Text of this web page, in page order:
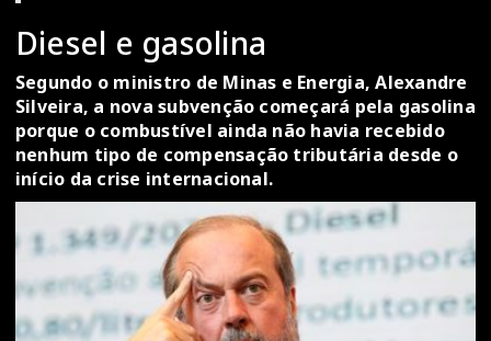
Diesel e gasolina
Segundo o ministro de Minas e Energia, Alexandre
Silveira, a nova subvenção começará pela gasolina
porque o combustível ainda não havia recebido
nenhum tipo de compensação tributária desde o
início da crise internacional.